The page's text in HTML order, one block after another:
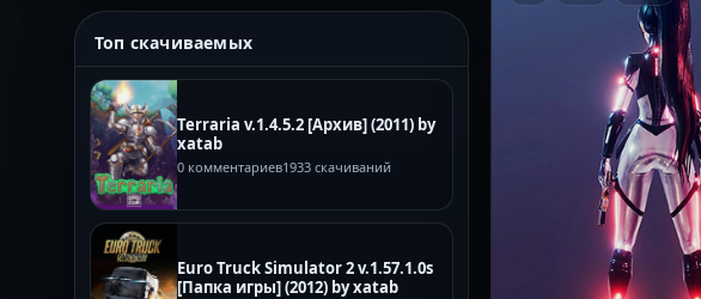
Топ скачиваемых
Terraria v.1.4.5.2 [Архив] (2011) by
xatab
0 комментариев1933 скачиваний
Euro Truck Simulator 2 v.1.57.1.0s
[Папка игры] (2012) by xatab